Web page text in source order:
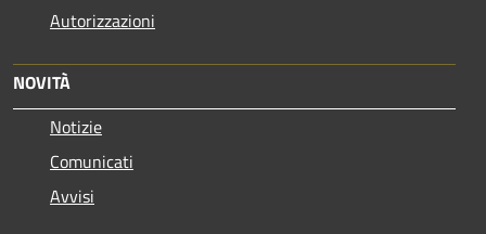
Autorizzazioni
NOVITÀ
Notizie
Comunicati
Avvisi